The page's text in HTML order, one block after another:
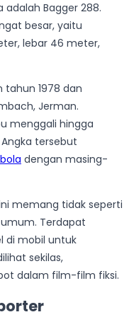
Bagger 288.
besar, yaitu
lebar 46 meter,
1978 dan
Jerman.
menggali hingga
tersebut
dengan masing-
memang tidak seperti
Terdapat
di mobil untuk
sekilas,
dalam film-film fiksi.